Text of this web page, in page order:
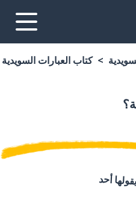
كتاب العبارات السويدية
أحد